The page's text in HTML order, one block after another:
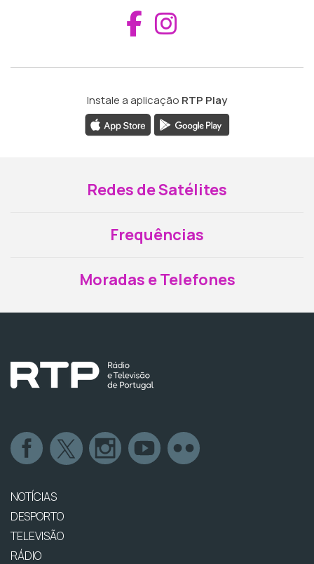
Aceder ao
Instale a aplicação RTP Play
Redes de Satélites
Frequências
Moradas e Telefones
NOTÍCIAS
DESPORTO
TELEVISÃO
RÁDIO